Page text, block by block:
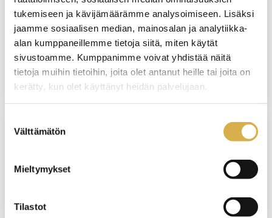
tukemiseen ja kävijämäärämme analysoimiseen. Lisäksi
jaamme sosiaalisen median, mainosalan ja analytiikka-
alan kumppaneillemme tietoja siitä, miten käytät
sivustoamme. Kumppanimme voivat yhdistää näitä
tietoja muihin tietoihin, joita olet antanut heille tai joita on
kerätty, kun olet käyttänyt heidän palvelujaan.
valinta
Välttämätön
Mieltymykset
Tilastot
PORVOO
Hius- ja kauneudenhoitoalan
perustutkinto
JATKUVA HAKU
Lämpöpumppujen asennus- ja huolto |